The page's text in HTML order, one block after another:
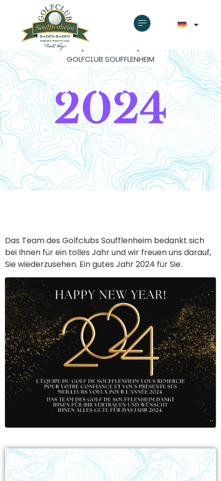
GOLFCLUB SOUFFLENHEIM
Gutes Jahre 2024
Das Team des Golfclubs Soufflenheim bedankt sich
bei Ihnen für ein tolles Jahr und wir freuen uns darauf,
Sie wiederzusehen. Ein gutes Jahr 2024 für Sie.